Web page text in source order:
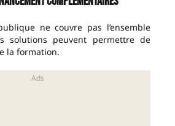
ne couvre pas l’ensemble
solutions peuvent permettre de
la formation.